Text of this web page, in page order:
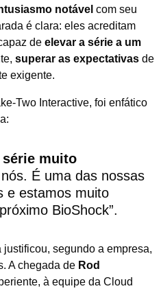
notável com seu
é clara: eles acreditam
de elevar a série a um
superar as expectativas de
exigente.
Two Interactive, foi enfático
série muito
É uma das nossas
e estamos muito
BioShock”.
segundo a empresa,
A chegada de Rod
à equipe da Cloud